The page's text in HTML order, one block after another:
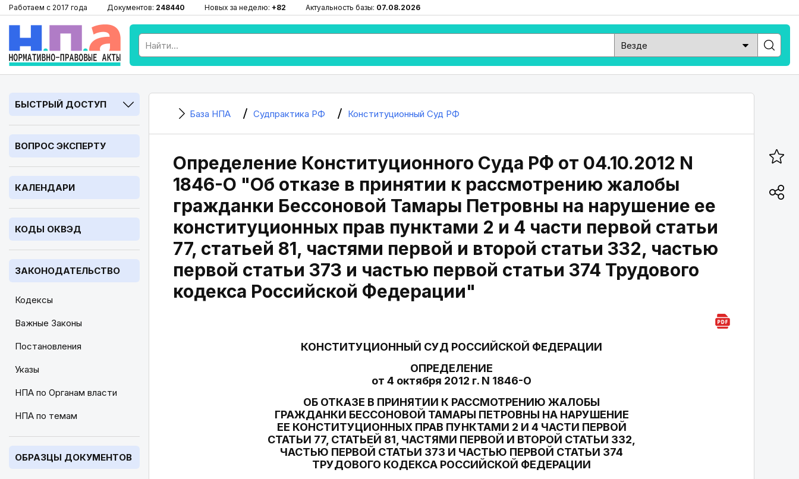
Работаем с 2017 года Документов: 248440 Новых за неделю: +82 Актуальность базы: 07.08.2026
БЫСТРЫЙ ДОСТУП
ВОПРОС ЭКСПЕРТУ
КАЛЕНДАРИ
КОДЫ ОКВЭД
ЗАКОНОДАТЕЛЬСТВО
Кодексы
Важные Законы
Постановления
Указы
НПА по Органам власти
НПА по темам
ОБРАЗЦЫ ДОКУМЕНТОВ
База НПА Судпрактика РФ Конституционный Суд РФ
Определение Конституционного Суда РФ от 04.10.2012 N
1846-О "Об отказе в принятии к рассмотрению жалобы
гражданки Бессоновой Тамары Петровны на нарушение ее
конституционных прав пунктами 2 и 4 части первой статьи
77, статьей 81, частями первой и второй статьи 332, частью
первой статьи 373 и частью первой статьи 374 Трудового
кодекса Российской Федерации"
КОНСТИТУЦИОННЫЙ СУД РОССИЙСКОЙ ФЕДЕРАЦИИ
ОПРЕДЕЛЕНИЕ
от 4 октября 2012 г. N 1846-О
ОБ ОТКАЗЕ В ПРИНЯТИИ К РАССМОТРЕНИЮ ЖАЛОБЫ
ГРАЖДАНКИ БЕССОНОВОЙ ТАМАРЫ ПЕТРОВНЫ НА НАРУШЕНИЕ
ЕЕ КОНСТИТУЦИОННЫХ ПРАВ ПУНКТАМИ 2 И 4 ЧАСТИ ПЕРВОЙ
СТАТЬИ 77, СТАТЬЕЙ 81, ЧАСТЯМИ ПЕРВОЙ И ВТОРОЙ СТАТЬИ 332,
ЧАСТЬЮ ПЕРВОЙ СТАТЬИ 373 И ЧАСТЬЮ ПЕРВОЙ СТАТЬИ 374
ТРУДОВОГО КОДЕКСА РОССИЙСКОЙ ФЕДЕРАЦИИ